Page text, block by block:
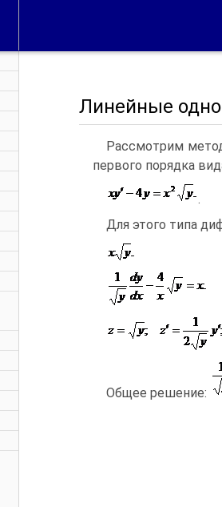
Линейные
Рассмотрим
первого порядка
.
Для этого типа
Общее решение: